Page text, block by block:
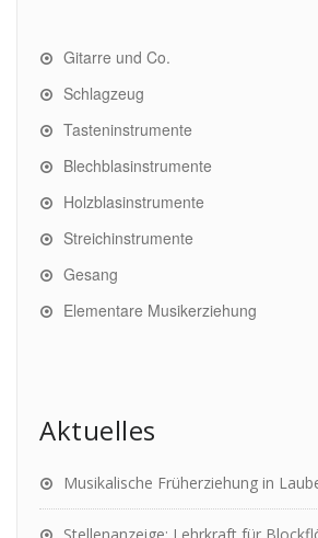
Gitarre und Co.
Schlagzeug
Tasteninstrumente
Blechblasinstrumente
Holzblasinstrumente
Streichinstrumente
Gesang
Elementare Musikerziehung
Aktuelles
Musikalische Früherziehung in